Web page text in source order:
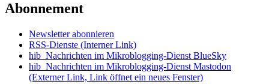
Abonnement
Newsletter abonnieren
RSS-Dienste (Interner Link)
hib_Nachrichten im Mikroblogging-Dienst BlueSky
hib_Nachrichten im Mikroblogging-Dienst Mastodon
(Externer Link, Link öffnet ein neues Fenster)